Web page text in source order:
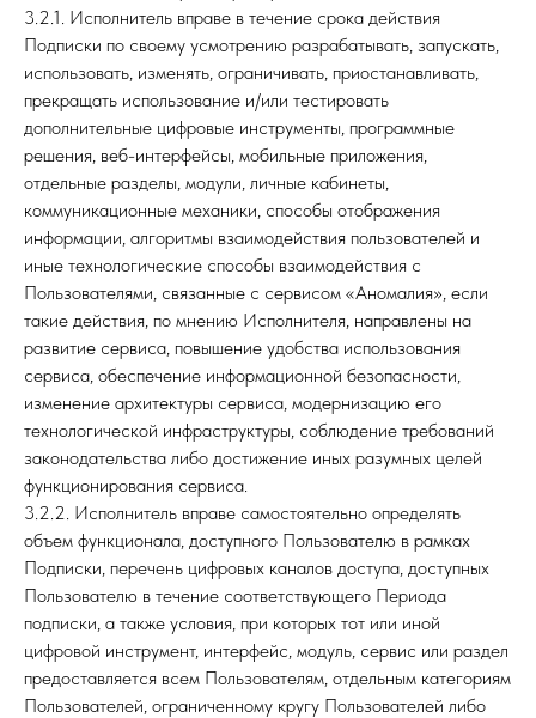
3.2.1. Исполнитель вправе в течение срока действия
Подписки по своему усмотрению разрабатывать, запускать,
использовать, изменять, ограничивать, приостанавливать,
прекращать использование и/или тестировать
дополнительные цифровые инструменты, программные
решения, веб-интерфейсы, мобильные приложения,
отдельные разделы, модули, личные кабинеты,
коммуникационные механики, способы отображения
информации, алгоритмы взаимодействия пользователей и
иные технологические способы взаимодействия с
Пользователями, связанные с сервисом «Аномалия», если
такие действия, по мнению Исполнителя, направлены на
развитие сервиса, повышение удобства использования
сервиса, обеспечение информационной безопасности,
изменение архитектуры сервиса, модернизацию его
технологической инфраструктуры, соблюдение требований
законодательства либо достижение иных разумных целей
функционирования сервиса.
3.2.2. Исполнитель вправе самостоятельно определять
объем функционала, доступного Пользователю в рамках
Подписки, перечень цифровых каналов доступа, доступных
Пользователю в течение соответствующего Периода
подписки, а также условия, при которых тот или иной
цифровой инструмент, интерфейс, модуль, сервис или раздел
предоставляется всем Пользователям, отдельным категориям
Пользователей, ограниченному кругу Пользователей либо